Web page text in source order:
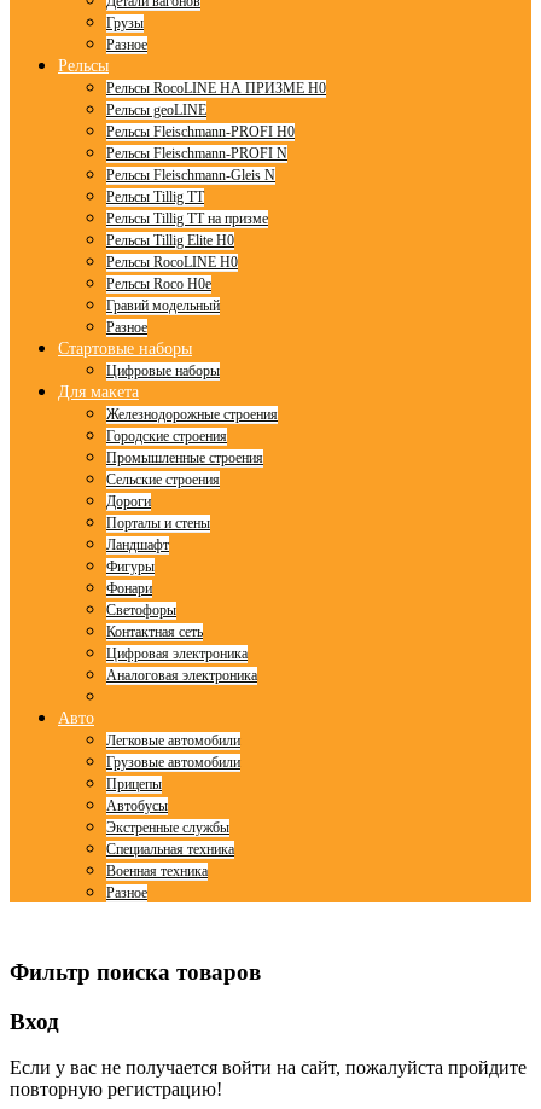
Грузы
Разное
Рельсы
Рельсы RocoLINE НА ПРИЗМЕ H0
Рельсы geoLINE
Рельсы Fleischmann-PROFI H0
Рельсы Fleischmann-PROFI N
Рельсы Fleischmann-Gleis N
Рельсы Tillig TT
Рельсы Tillig TT на призме
Рельсы Tillig Elite H0
Рельсы RocoLINE H0
Рельсы Roco H0e
Гравий модельный
Разное
Стартовые наборы
Цифровые наборы
Для макета
Железнодорожные строения
Городские строения
Промышленные строения
Сельские строения
Дороги
Порталы и стены
Ландшафт
Фигуры
Фонари
Светофоры
Контактная сеть
Цифровая электроника
Аналоговая электроника
Авто
Легковые автомобили
Грузовые автомобили
Прицепы
Автобусы
Экстренные службы
Специальная техника
Военная техника
Разное
Фильтр поиска товаров
Вход
Если у вас не получается войти на сайт, пожалуйста пройдите
повторную регистрацию!